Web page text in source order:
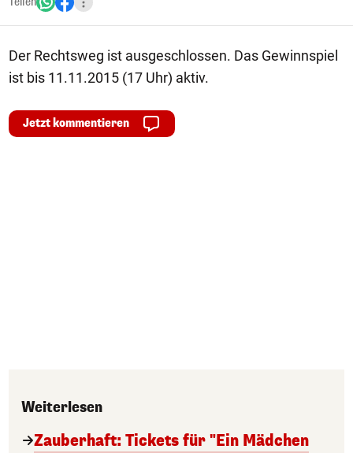
Der Rechtsweg ist ausgeschlossen. Das Gewinnspiel
ist bis 11.11.2015 (17 Uhr) aktiv.
Jetzt kommentieren
Weiterlesen
Zauberhaft: Tickets für "Ein Mädchen